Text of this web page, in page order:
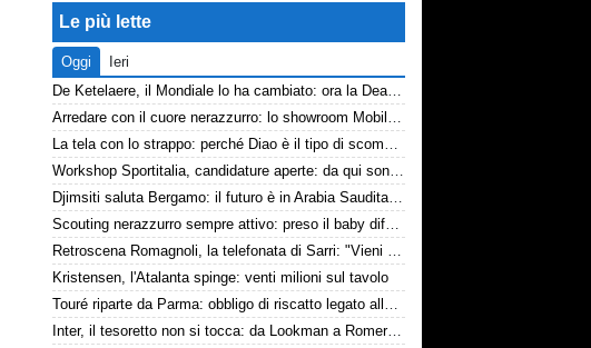
Le più lette
Oggi
Ieri
De Ketelaere, il Mondiale lo ha cambiato: ora la Dea riparte da lui
Arredare con il cuore nerazzurro: lo showroom Mobilmondo a Osio Sotto. Quando essere di fede atalantina conviene
La tela con lo strappo: perché Diao è il tipo di scommessa che Giuntoli ama
Workshop Sportitalia, candidature aperte: da qui sono passate firme di Serie A
Djimsiti saluta Bergamo: il futuro è in Arabia Saudita! Tre milioni e firma biennale
Scouting nerazzurro sempre attivo: preso il baby difensore 2010 Levačić
Retroscena Romagnoli, la telefonata di Sarri: "Vieni con me a Bergamo"
Kristensen, l'Atalanta spinge: venti milioni sul tavolo
Touré riparte da Parma: obbligo di riscatto legato alla salvezza
Inter, il tesoretto non si tocca: da Lookman a Romero, un anno di rinunce